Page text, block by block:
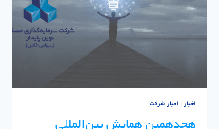
اخبار اخبار شرکت
هجدهمین همایش بین‌المللی